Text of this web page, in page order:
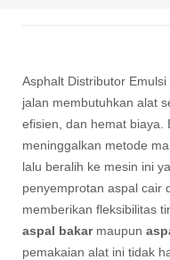
Asphalt Distributor
jalan membutuhkan alat
efisien, dan hemat biaya.
meninggalkan metode
lalu beralih ke mesin ini
penyemprotan aspal cair
memberikan fleksibilitas
aspal bakarmaupun
pemakaian alat ini tidak